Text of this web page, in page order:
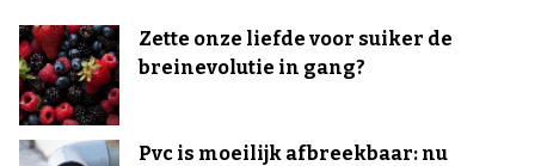
Zette onze liefde voor suiker de
breinevolutie in gang?
Pvc is moeilijk afbreekbaar: nu